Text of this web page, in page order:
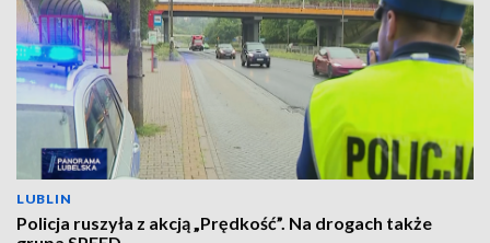
LUBLIN
Policja ruszyła z akcją „Prędkość”. Na drogach także